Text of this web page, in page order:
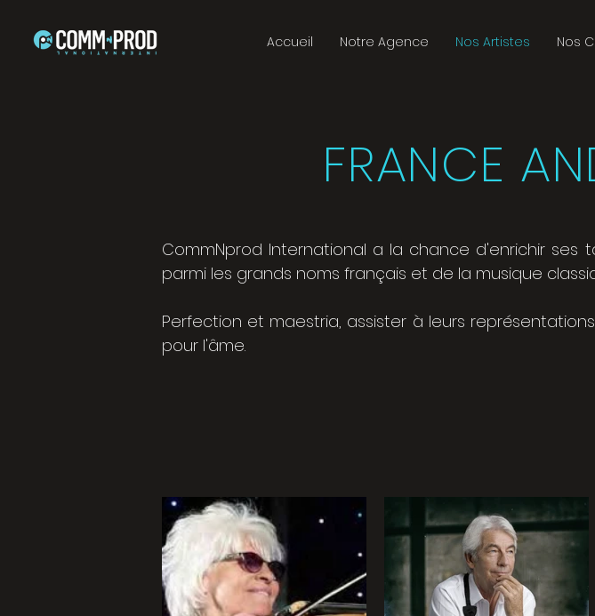
Accueil Notre Agence Nos Artistes Nos
FRANCE
CommNprod International a la chance d'enrichir ses
parmi les grands noms français et de la musique
Perfection et maestria, assister à leurs
pour l'âme.